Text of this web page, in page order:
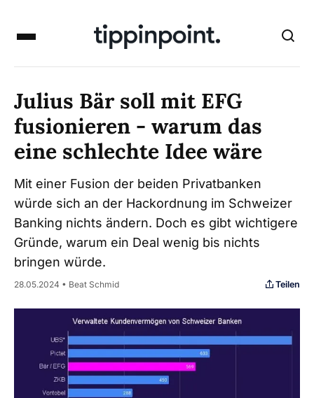
Julius Bär soll mit EFG
fusionieren - warum das
eine schlechte Idee wäre
Mit einer Fusion der beiden Privatbanken
würde sich an der Hackordnung im Schweizer
Banking nichts ändern. Doch es gibt wichtigere
Gründe, warum ein Deal wenig bis nichts
bringen würde.
28.05.2024 • Beat Schmid Teilen